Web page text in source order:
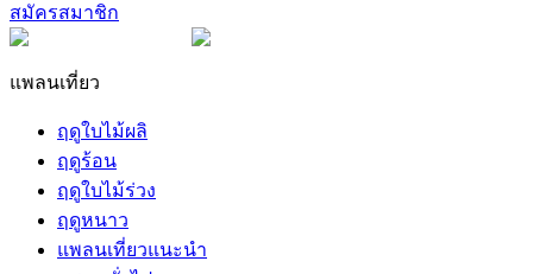
สมัครสมาชิก
แพลนเที่ยว
ฤดูใบไม้ผลิ
ฤดูร้อน
ฤดูใบไม้ร่วง
ฤดูหนาว
แพลนเที่ยวแนะนำ